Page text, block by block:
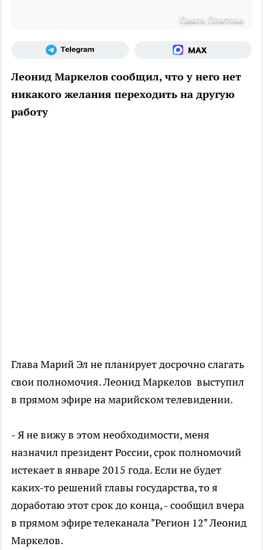
Павла Платова
Леонид Маркелов сообщил, что у него нет
никакого желания переходить на другую
работу
Глава Марий Эл не планирует досрочно слагать
свои полномочия. Леонид Маркелов выступил
в прямом эфире на марийском телевидении.
- Я не вижу в этом необходимости, меня
назначил президент России, срок полномочий
истекает в январе 2015 года. Если не будет
каких-то решений главы государства, то я
доработаю этот срок до конца, - сообщил вчера
в прямом эфире телеканала "Регион 12" Леонид
Маркелов.